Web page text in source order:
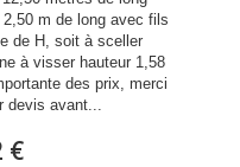
m de long avec fils
de H, soit à sceller
à visser hauteur 1,58
des prix, merci
devis avant...
€